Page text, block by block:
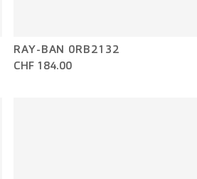
RAY-BAN 0RB2132
CHF 184.00